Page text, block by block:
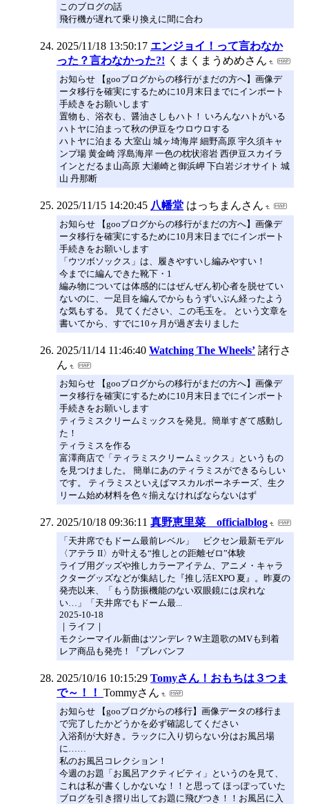
このブログの話
飛行機が遅れて乗り換えに間に合わ
2025/11/18 13:50:17 エンジョイ！って言わなか
った？言わなかった?! くまくまうめめさん
お知らせ 【gooブログからの移行がまだの方へ】画像デ
ータ移行を確実にするために10月末日までにインポート
手続きをお願いします
置物も、浴衣も、醤油さしもハト！ いろんなハトがいる
ハトヤに泊まって秋の伊豆をウロウロする
ハトヤに泊まる 大室山 城ヶ埼海岸 細野高原 宇久須キャ
ンプ場 黄金崎 浮島海岸 一色の枕状溶岩 西伊豆スカイラ
インとだるま山高原 大瀬崎と御浜岬 下白岩ジオサイト 城
山 丹那断
2025/11/15 14:20:45 八幡堂 はっちまんさん
お知らせ 【gooブログからの移行がまだの方へ】画像デ
ータ移行を確実にするために10月末日までにインポート
手続きをお願いします
「ウツボソックス」は、履きやすいし編みやすい！
今までに編んできた靴下・1
編み物については体感的にはぜんぜん初心者を脱せてい
ないのに、一足目を編んでからもうずいぶん経ったよう
な気もする。 見てください、この毛玉を。 という文章を
書いてから、すでに10ヶ月が過ぎ去りました
2025/11/14 11:46:40 Watching The Wheels’ 諸行さ
ん
お知らせ 【gooブログからの移行がまだの方へ】画像デ
ータ移行を確実にするために10月末日までにインポート
手続きをお願いします
ティラミスクリームミックスを発見。簡単すぎて感動し
た！
ティラミスを作る
富澤商店で「ティラミスクリームミックス」というもの
を見つけました。 簡単にあのティラミスができるらしい
です。 ティラミスといえばマスカルポーネチーズ、生ク
リーム始め材料を色々揃えなければならないはず
2025/10/18 09:36:11 真野恵里菜 officialblog
「天井席でもドーム最前レベル」 ビクセン最新モデル
〈アテラ II〉が叶える“推しとの距離ゼロ”体験
ライブ用グッズや推しカラーアイテム、アニメ・キャラ
クターグッズなどが集結した『推し活EXPO 夏』。昨夏の
発売以来、「もう防振機能のない双眼鏡には戻れな
い…」「天井席でもドーム最...
2025-10-18
｜ライフ｜
モクシーマイル新曲はツンデレ？W主題歌のMVも到着
レア商品も発売！『プレバンフ
2025/10/16 10:15:29 Tomyさん！おもちは３つま
で～！！ Tommyさん
お知らせ 【gooブログからの移行】画像データの移行ま
で完了したかどうかを必ず確認してください
入浴剤が大好き。ラックに入り切らない分はお風呂場
に……
私のお風呂コレクション！
今週のお題「お風呂アクティビティ」というのを見て、
これは私が書くしかないな！！と思って ほっぽっていた
ブログを引き摺り出してお題に飛びつき！！お風呂に入